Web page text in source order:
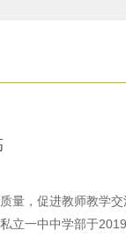
量，促进教师教学
立一中中学部于